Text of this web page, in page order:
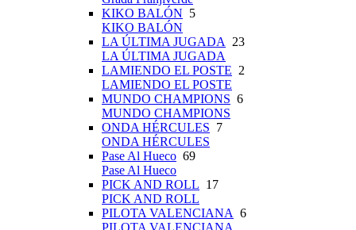
KIKO BALÓN 5
KIKO BALÓN
LA ÚLTIMA JUGADA
23
LA ÚLTIMA JUGADA
LAMIENDO EL POSTE 2
LAMIENDO EL POSTE
MUNDO CHAMPIONS 6
MUNDO CHAMPIONS
ONDA HÉRCULES 7
ONDA HÉRCULES
Pase Al Hueco 69
Pase Al Hueco
PICK AND ROLL 17
PICK AND ROLL
PILOTA VALENCIANA 6